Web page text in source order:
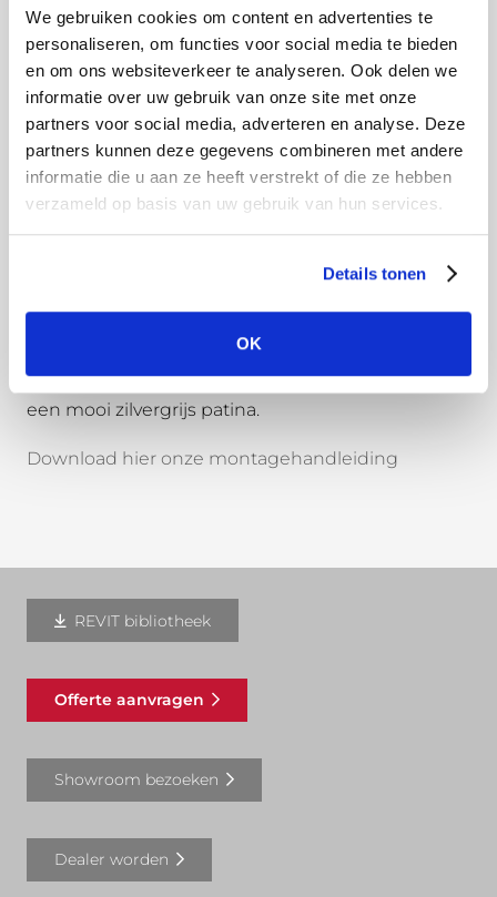
We gebruiken cookies om content en advertenties te
personaliseren, om functies voor social media te bieden
en om ons websiteverkeer te analyseren. Ook delen we
informatie over uw gebruik van onze site met onze
partners voor social media, adverteren en analyse. Deze
partners kunnen deze gegevens combineren met andere
informatie die u aan ze heeft verstrekt of die ze hebben
verzameld op basis van uw gebruik van hun services.
Details tonen
OK
Of maak hierbij gebruik van onzespeciale tool.
Wat is onbehandeld aluminium?
Onbehandeld aluminium, ook wel brut genoemd,
voelt wat vettig aan door de gebruikte olie tijdens
het vormingsproces. Deze olie is op waterbasis en
schoonmaken, dan verwijderd u namelijk de
beschermlaag van het aluminium. Door
natuurlijke oxidatie en het blootstellen aan de
elementen krijgt de dakgoot na verloop van tijd
een mooi zilvergrijs patina.
Download hier onze montagehandleiding
REVIT bibliotheek
Offerte aanvragen
Showroom bezoeken
Dealer worden